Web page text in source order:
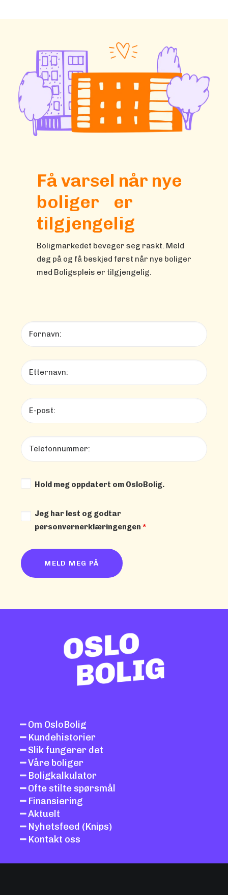
Få varsel når nye
boliger er
tilgjengelig
Boligmarkedet beveger seg raskt. Meld
deg på og få beskjed først når nye boliger
med Boligspleis er tilgjengelig.
Hold meg oppdatert om OsloBolig.
Jeg har lest og godtar
personvernerklæringengen *
Om OsloBolig
Kundehistorier
Slik fungerer det
Våre boliger
Boligkalkulator
Ofte stilte spørsmål
Finansiering
Aktuelt
Nyhetsfeed (Knips)
Kontakt oss